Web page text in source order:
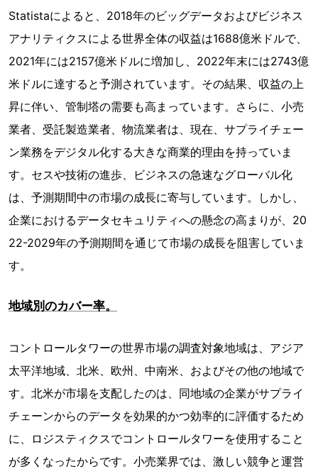
Statistaによると、2018年のビッグデータおよびビジネス
アナリティクスによる世界全体の収益は1688億米ドルで、
2021年には2157億米ドルに増加し、2022年末には2743億
米ドルに達すると予測されています。その結果、収益の上
昇に伴い、管制塔の需要も高まっています。さらに、小売
業者、受託製造業者、物流業者は、現在、サプライチェー
ン業務をデジタル化する大きな商業的理由を持っていま
す。セスや技術の進歩、ビジネスの急速なグローバル化
は、予測期間中の市場の成長に寄与しています。しかし、
企業におけるデータセキュリティへの懸念の高まりが、20
22-2029年の予測期間を通じて市場の成長を阻害していま
す。
地域別のカバー率。
コントロールタワーの世界市場の調査対象地域は、アジア
太平洋地域、北米、欧州、中南米、およびその他の地域で
す。北米が市場を支配したのは、同地域の企業がサプライ
チェーンからのデータを効果的かつ効率的に評価するため
に、ロジスティクスでコントロールタワーを使用すること
が多くなったからです。小売業界では、激しい競争と運営